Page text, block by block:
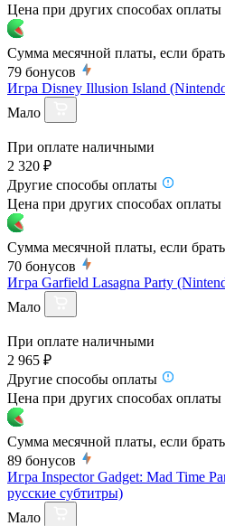
Цена при других способах оплаты
Сумма месячной платы, если
79 бонусов
Игра Disney Illusion Island
Мало
При оплате наличными
2 320 ₽
Другие способы оплаты
Цена при других способах оплаты
Сумма месячной платы, если
70 бонусов
Игра Garfield Lasagna Party
Мало
При оплате наличными
2 965 ₽
Другие способы оплаты
Цена при других способах оплаты
Сумма месячной платы, если
89 бонусов
Игра Inspector Gadget: Mad Time
русские субтитры)
Мало